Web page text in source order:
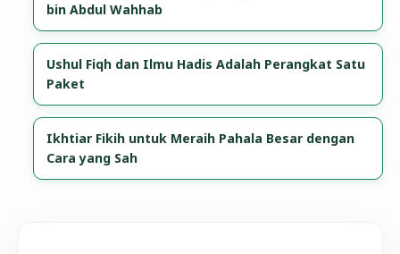
bin Abdul Wahhab
Ushul Fiqh dan Ilmu Hadis Adalah Perangkat Satu
Paket
Ikhtiar Fikih untuk Meraih Pahala Besar dengan
Cara yang Sah